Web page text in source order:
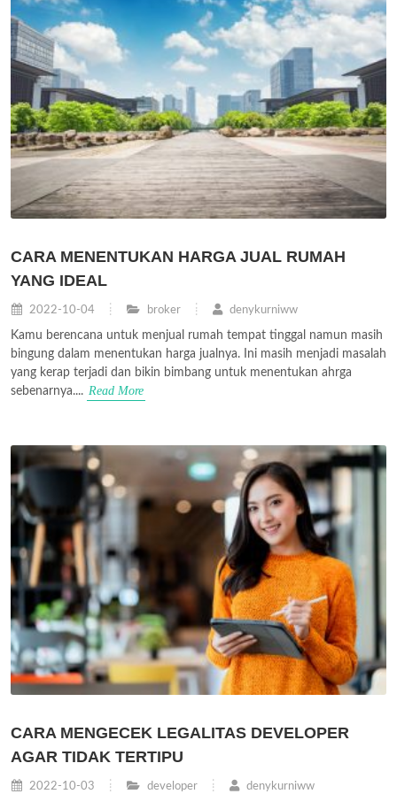
CARA MENENTUKAN HARGA JUAL RUMAH
YANG IDEAL
2022-10-04 broker denykurniww
Kamu berencana untuk menjual rumah tempat tinggal namun masih
bingung dalam menentukan harga jualnya. Ini masih menjadi masalah
yang kerap terjadi dan bikin bimbang untuk menentukan ahrga
sebenarnya.... Read More
CARA MENGECEK LEGALITAS DEVELOPER
AGAR TIDAK TERTIPU
2022-10-03 developer denykurniww